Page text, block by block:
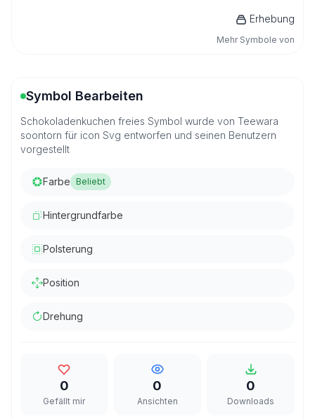
Erhebung
Mehr Symbole von
Symbol Bearbeiten
Schokoladenkuchen freies Symbol wurde von Teewara
soontorn für icon Svg entworfen und seinen Benutzern
vorgestellt
Farbe Beliebt
Hintergrundfarbe
Polsterung
Position
Drehung
0
Gefällt mir
0
Ansichten
0
Downloads